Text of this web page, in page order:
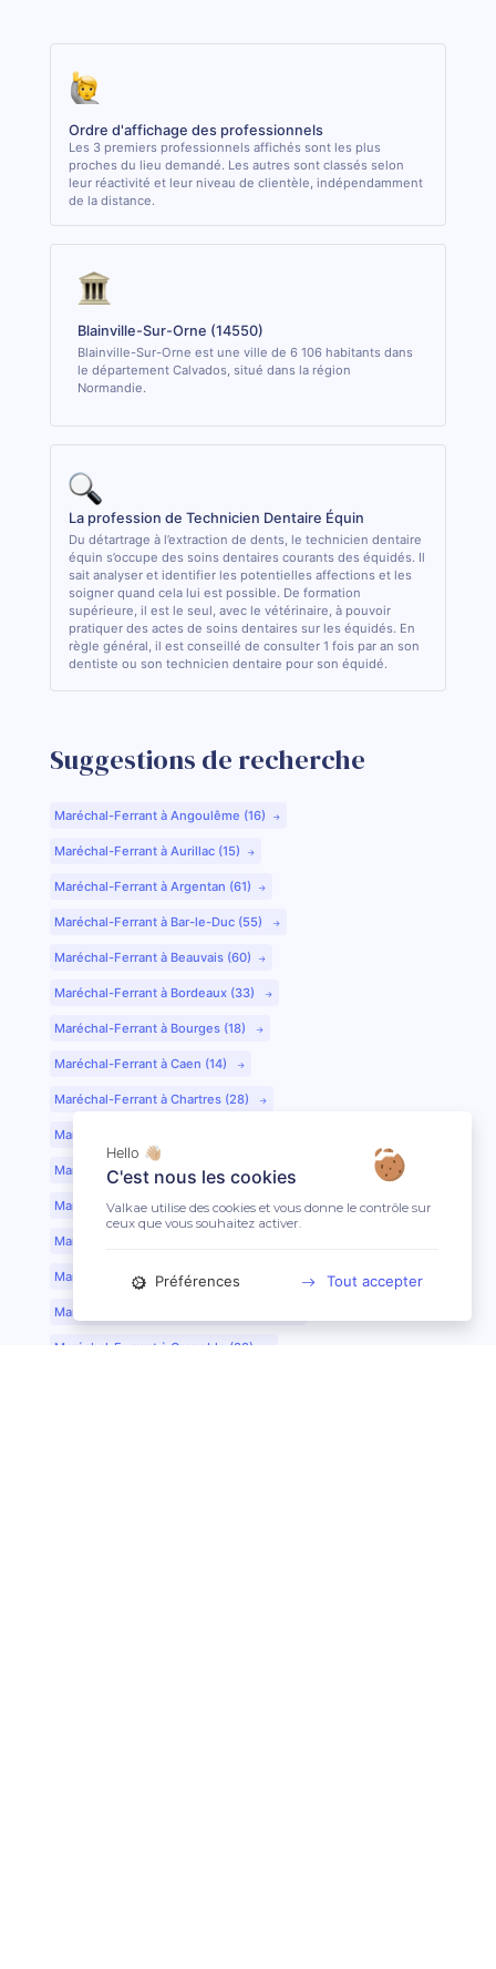
Ordre d'affichage des professionnels
Les 3 premiers professionnels affichés sont les plus
proches du lieu demandé. Les autres sont classés selon
leur réactivité et leur niveau de clientèle, indépendamment
de la distance.
Blainville-Sur-Orne (14550)
Blainville-Sur-Orne est une ville de 6 106 habitants dans
le département Calvados, situé dans la région
Normandie.
La profession de Technicien Dentaire Équin
Du détartrage à l’extraction de dents, le technicien dentaire
équin s’occupe des soins dentaires courants des équidés. Il
sait analyser et identifier les potentielles affections et les
soigner quand cela lui est possible. De formation
supérieure, il est le seul, avec le vétérinaire, à pouvoir
pratiquer des actes de soins dentaires sur les équidés. En
règle général, il est conseillé de consulter 1 fois par an son
dentiste ou son technicien dentaire pour son équidé.
Suggestions de recherche
Maréchal-Ferrant à Angoulême (16)
Maréchal-Ferrant à Aurillac (15)
Maréchal-Ferrant à Argentan (61)
Maréchal-Ferrant à Bar-le-Duc (55)
Maréchal-Ferrant à Beauvais (60)
Maréchal-Ferrant à Bordeaux (33)
Maréchal-Ferrant à Bourges (18)
Maréchal-Ferrant à Caen (14)
Maréchal-Ferrant à Chartres (28)
Maréchal-Ferrant à Cherbourg (50)
Maréchal-Ferrant à Clermont-Ferrand (63)
Maréchal-Ferrant à Colmar (68)
Maréchal-Ferrant à Dijon (21)
Maréchal-Ferrant à Evreux (27)
Maréchal-Ferrant à Fontainebleau (77)
Maréchal-Ferrant à Grenoble (38)
Hello 👋🏼
C'est nous les cookies
Valkae utilise des cookies et vous donne le contrôle sur
ceux que vous souhaitez activer.
Préférences Tout accepter